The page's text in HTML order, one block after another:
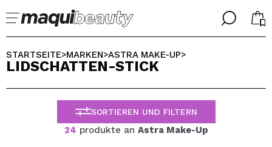
╳
Ich bin bereits #maquilover, ich habe ein Konto
╳
WÄHLE DEINE SPRACHE
ALEMAN
ESPAÑOL
ENGLISH
FRANCES
STARTSEITE>MARKEN>ASTRA MAKE-UP>
LIDSCHATTEN-STICK
SORTIEREN UND FILTERN
24 produkte an Astra Make-Up